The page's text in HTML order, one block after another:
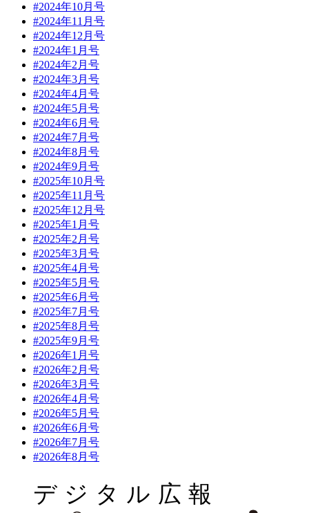
#2024年10月号
#2024年11月号
#2024年12月号
#2024年1月号
#2024年2月号
#2024年3月号
#2024年4月号
#2024年5月号
#2024年6月号
#2024年7月号
#2024年8月号
#2024年9月号
#2025年10月号
#2025年11月号
#2025年12月号
#2025年1月号
#2025年2月号
#2025年3月号
#2025年4月号
#2025年5月号
#2025年6月号
#2025年7月号
#2025年8月号
#2025年9月号
#2026年1月号
#2026年2月号
#2026年3月号
#2026年4月号
#2026年5月号
#2026年6月号
#2026年7月号
#2026年8月号